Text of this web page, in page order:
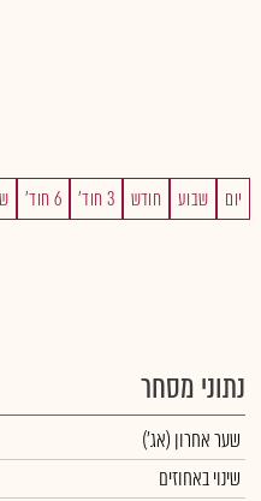
יום שבוע חודש 3 חוד' 6 חוד'
נתוני מסחר
שער אחרון (אג')
שינוי באחוזים